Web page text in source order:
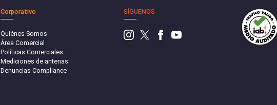
Corporativo
Quiénes Somos
Área Comercial
Políticas Comerciales
Mediciones de antenas
Denuncias Compliance
SÍGUENOS